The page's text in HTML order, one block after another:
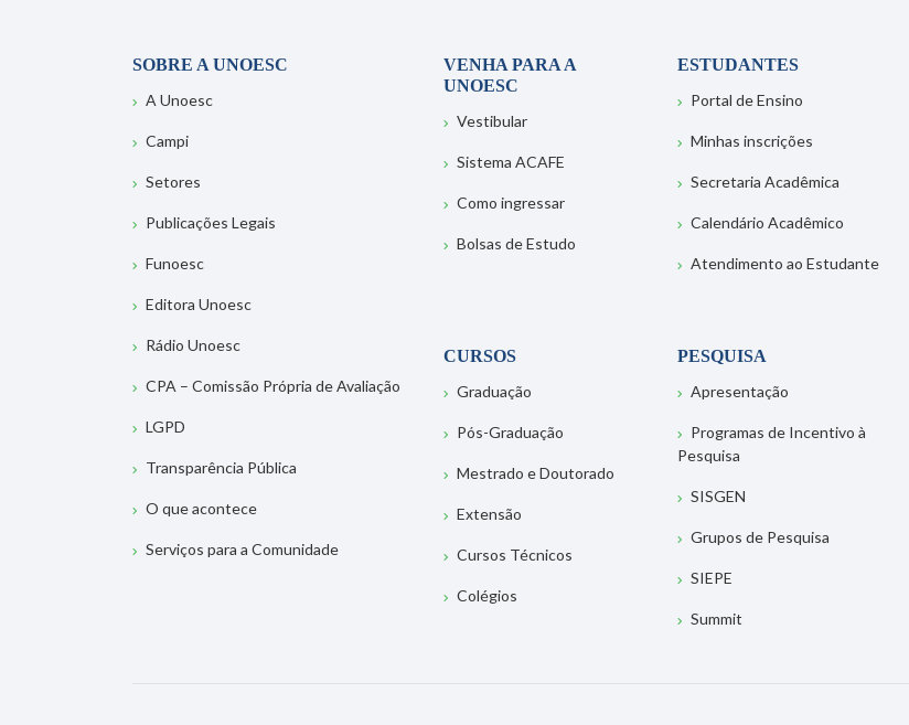
SOBRE A UNOESC
A Unoesc
Campi
Setores
Publicações Legais
Funoesc
Editora Unoesc
Rádio Unoesc
CPA – Comissão Própria de Avaliação
LGPD
Transparência Pública
O que acontece
Serviços para a Comunidade
VENHA PARA A
UNOESC
Vestibular
Sistema ACAFE
Como ingressar
Bolsas de Estudo
ESTUDANTES
Portal de Ensino
Minhas inscrições
Secretaria Acadêmica
Calendário Acadêmico
Atendimento ao Estudante
CURSOS
Graduação
Pós-Graduação
Mestrado e Doutorado
Extensão
Cursos Técnicos
Colégios
PESQUISA
Apresentação
Programas de Incentivo à
Pesquisa
SISGEN
Grupos de Pesquisa
SIEPE
Summit